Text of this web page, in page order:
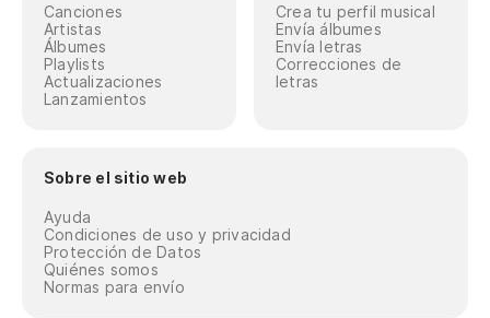
Canciones
Artistas
Álbumes
Playlists
Actualizaciones
Lanzamientos
Crea tu perfil musical
Envía álbumes
Envía letras
Correcciones de
letras
Sobre el sitio web
Ayuda
Condiciones de uso y privacidad
Protección de Datos
Quiénes somos
Normas para envío